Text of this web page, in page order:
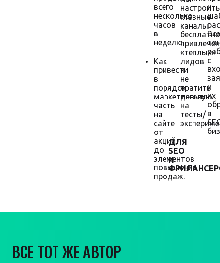
всего
несколько
часов
в
неделю.
Как
привести
в
порядок
маркетинговую
часть
на
сайте
от
акций
до
элементов
повышения
продаж.
настроить
главные
каналы
«теплых»
лидов
и
не
тратить
деньги
на
тесты/
ДЛЯ
SEO
И
и
Все
с
и
их
в
ВСЕ ТОТ ЖЕ АВТОР